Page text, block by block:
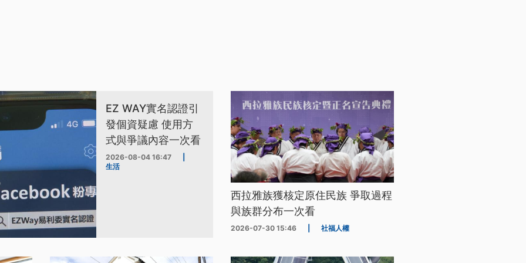
EZ WAY實名認證引
發個資疑慮 使用方
式與爭議內容一次看
2026-08-04 16:47
生活
西拉雅族獲核定原住民族 爭取過程
與族群分布一次看
2026-07-30 15:46 社福人權